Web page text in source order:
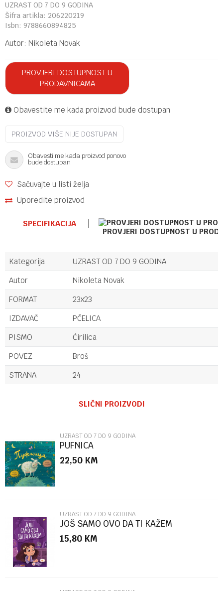
UZRAST OD 7 DO 9 GODINA
Šifra artikla: 206220219
Isbn: 9788660894825
Autor: Nikoleta Novak
PROVJERI DOSTUPNOST U
PRODAVNICAMA
Obavestite me kada proizvod bude dostupan
PROIZVOD VIŠE NIJE DOSTUPAN
Obavesti me kada proizvod ponovo
bude dostupan
Sačuvajte u listi želja
Uporedite proizvod
SPECIFIKACIJA
PROVJERI DOSTUPNOST U
Kategorija
UZRAST OD 7 DO 9 GODINA
Autor
Nikoleta Novak
FORMAT
23x23
IZDAVAČ
PČELICA
PISMO
Ćirilica
POVEZ
Broš
STRANA
24
Poruka
POŠALJI
SLIČNI PROIZVODI
UZRAST OD 7 DO 9 GODINA
PUFNICA
22,50 KM
UZRAST OD 7 DO 9 GODINA
JOŠ SAMO OVO DA TI KAŽEM
15,80 KM